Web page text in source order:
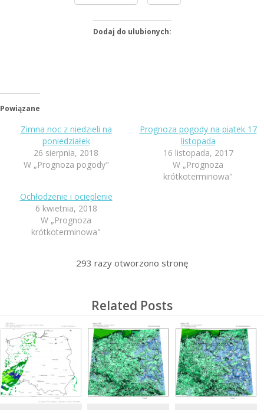
Dodaj do ulubionych:
Powiązane
Zimna noc z niedzieli na
poniedziałek
26 sierpnia, 2018
W „Prognoza pogody"
Prognoza pogody na piątek 17
listopada
16 listopada, 2017
W „Prognoza
krótkoterminowa"
Ochłodzenie i ocieplenie
6 kwietnia, 2018
W „Prognoza
krótkoterminowa"
293 razy otworzono stronę
Related Posts